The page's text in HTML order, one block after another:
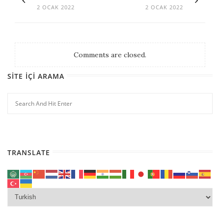
2 OCAK 2022 2 OCAK 2022
Comments are closed.
SITE İÇI ARAMA
TRANSLATE